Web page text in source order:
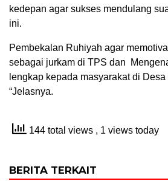
kedepan agar sukses mendulang
ini.
Pembekalan Ruhiyah agar
sebagai jurkam di TPS dan
lengkap kepada masyarakat di
“Jelasnya.
144 total views , 1 views today
BERITA TERKAIT